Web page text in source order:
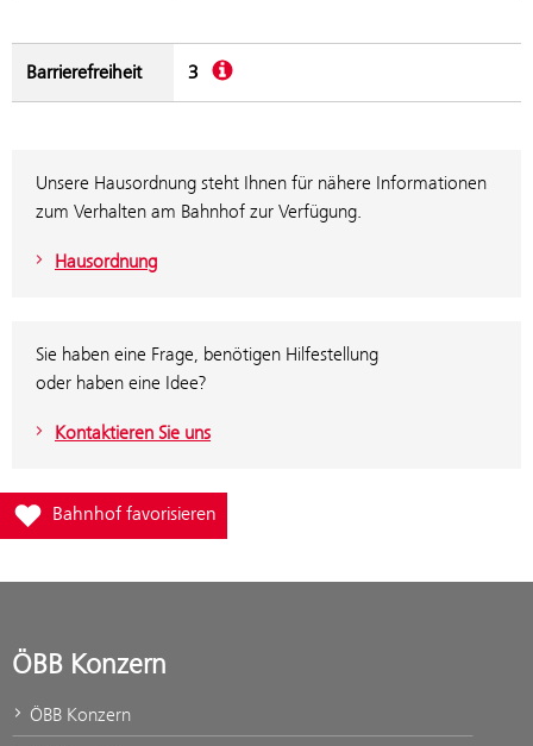
Barrierefreiheit 3 Beschreibung
Unsere Hausordnung steht Ihnen für nähere Informationen
zum Verhalten am Bahnhof zur Verfügung.
Hausordnung
Sie haben eine Frage, benötigen Hilfestellung
oder haben eine Idee?
Kontaktieren Sie uns
Füge Bahnhof Herzograd zur Favoritenliste hinzu
Bahnhof favorisieren
ÖBB Konzern
ÖBB Konzern